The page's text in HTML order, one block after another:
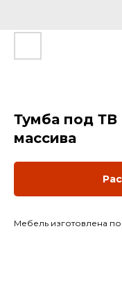
Тумба под ТВ
массива
Мебель изготовлена